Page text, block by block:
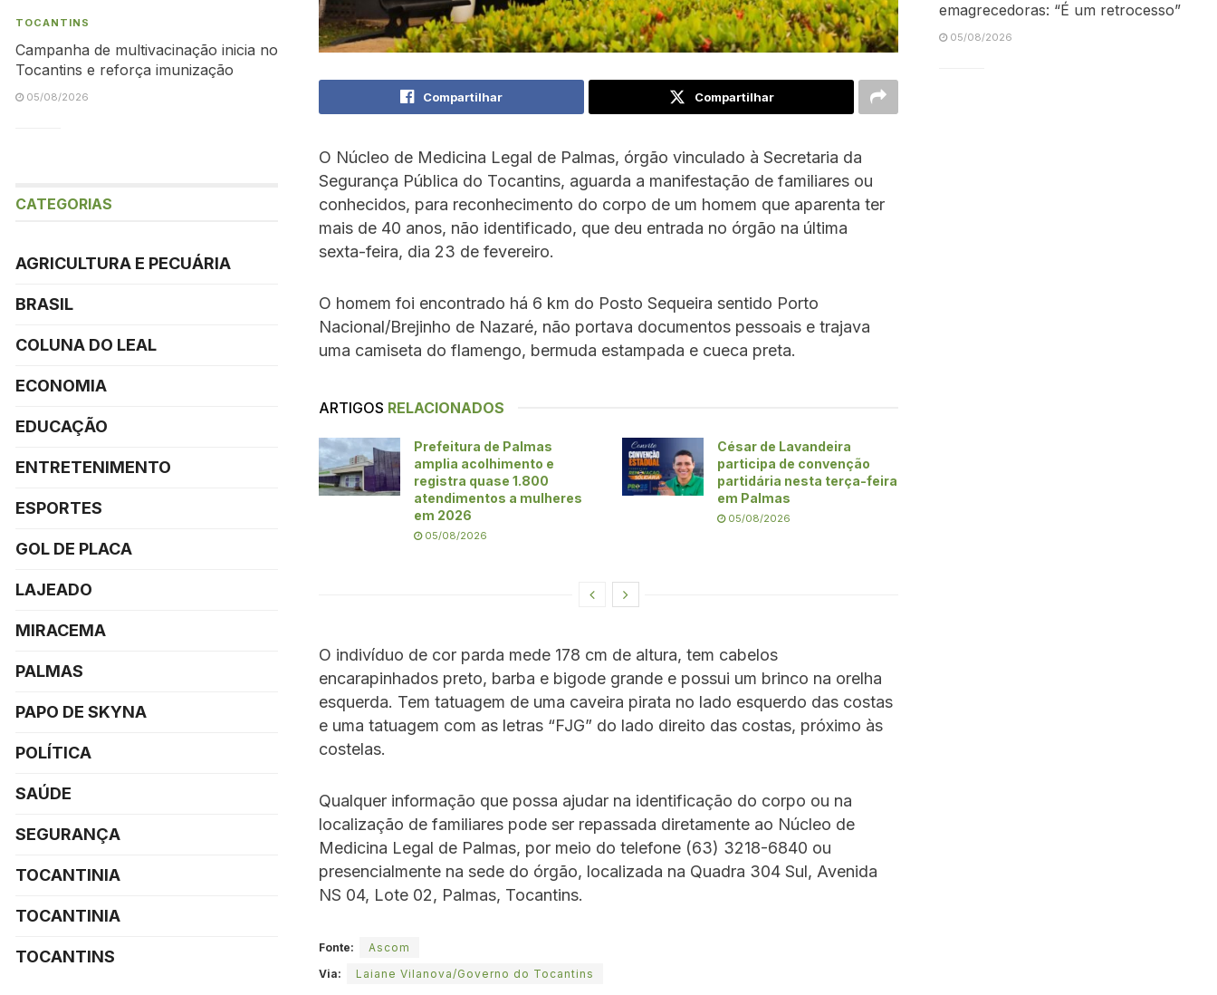
Compartilhar Compartilhar
O Núcleo de Medicina Legal de Palmas, órgão vinculado à Secretaria da
Segurança Pública do Tocantins, aguarda a manifestação de familiares ou
conhecidos, para reconhecimento do corpo de um homem que aparenta ter
mais de 40 anos, não identificado, que deu entrada no órgão na última
sexta-feira, dia 23 de fevereiro.
O homem foi encontrado há 6 km do Posto Sequeira sentido Porto
Nacional/Brejinho de Nazaré, não portava documentos pessoais e trajava
uma camiseta do flamengo, bermuda estampada e cueca preta.
ARTIGOS RELACIONADOS
Prefeitura de Palmas
amplia acolhimento e
registra quase 1.800
atendimentos a mulheres
em 2026
05/08/2026
César de Lavandeira
participa de convenção
partidária nesta terça-feira
em Palmas
05/08/2026
O indivíduo de cor parda mede 178 cm de altura, tem cabelos
encarapinhados preto, barba e bigode grande e possui um brinco na orelha
esquerda. Tem tatuagem de uma caveira pirata no lado esquerdo das costas
e uma tatuagem com as letras “FJG” do lado direito das costas, próximo às
costelas.
Qualquer informação que possa ajudar na identificação do corpo ou na
localização de familiares pode ser repassada diretamente ao Núcleo de
Medicina Legal de Palmas, por meio do telefone (63) 3218-6840 ou
presencialmente na sede do órgão, localizada na Quadra 304 Sul, Avenida
NS 04, Lote 02, Palmas, Tocantins.
Fonte:
Ascom
Via:
Laiane Vilanova/Governo do Tocantins
TOCANTINS
Campanha de multivacinação inicia no
Tocantins e reforça imunização
05/08/2026
CATEGORIAS
AGRICULTURA E PECUÁRIA
BRASIL
COLUNA DO LEAL
ECONOMIA
EDUCAÇÃO
ENTRETENIMENTO
ESPORTES
GOL DE PLACA
LAJEADO
MIRACEMA
PALMAS
PAPO DE SKYNA
POLÍTICA
SAÚDE
SEGURANÇA
TOCANTINIA
TOCANTINIA
TOCANTINS
emagrecedoras: “É um retrocesso”
05/08/2026